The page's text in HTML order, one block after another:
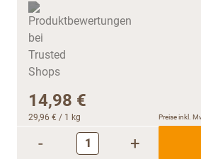
14,98 €
29,96 € / 1 kg Preise inkl.
- +